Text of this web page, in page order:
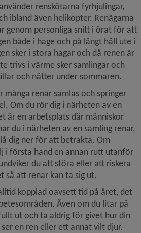
renskötarna fyrhjulingar,
ibland även helikopter. Renägarna
genom personliga snitt i örat för att
både i hage och på långt håll ute i
sker i stora hagar och då renen är
trivs i värme sker samlingar och
och nätter under sommaren.
många renar samlas och springer
Om du rör dig i närheten av en
är en arbetsplats där människor
du i närheten av en samling renar,
dig ner för att betrakta. Om
i första hand en annan rutt utanför
du att störa eller att riskera
så att renar kan ta sig ut.
kopplad oavsett tid på året, det
Även om du litar på
ut och ta aldrig för givet hur din
en ren eller ett annat vilt djur.